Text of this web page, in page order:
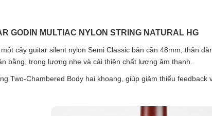
GODIN MULTIAC NYLON STRING NATURAL HG
một cây guitar silent nylon Semi Classic bản cần 48mm, thân
bằng, trọng lượng nhẹ và cải thiện chất lượng âm thanh.
Two-Chambered Body hai khoang, giúp giảm thiểu feedback